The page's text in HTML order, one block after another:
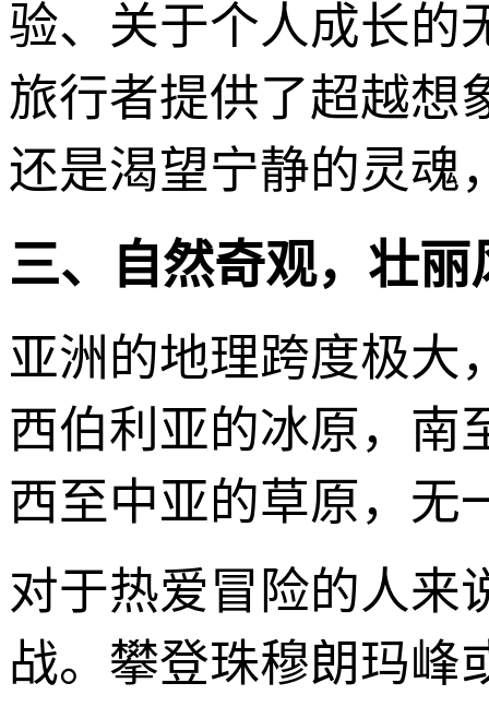
验、关于个人成长的
旅行者提供了超越想
还是渴望宁静的灵魂
三、自然奇观，壮
亚洲的地理跨度极大
西伯利亚的冰原，南
西至中亚的草原，无
对于热爱冒险的人来
战。攀登珠穆朗玛峰